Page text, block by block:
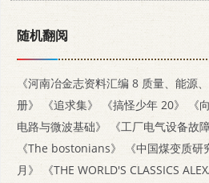
随机翻阅
《河南冶金志资料汇编 8 质量、能源
册》
《追求集》 《搞怪少年 20》 《
电路与微波基础》
《工厂电气设备故
《The bostonians》
《中国煤变质
月》
《THE WORLD'S CLASSICS